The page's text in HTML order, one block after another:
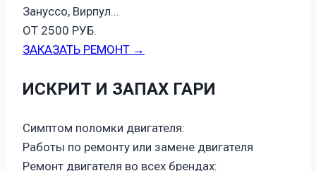
Зануссо, Вирпул...
ОТ 2500 РУБ.
ЗАКАЗАТЬ РЕМОНТ →
ИСКРИТ И ЗАПАХ ГАРИ
Симптом поломки двигателя:
Работы по ремонту или замене двигателя
Ремонт двигателя во всех брендах: